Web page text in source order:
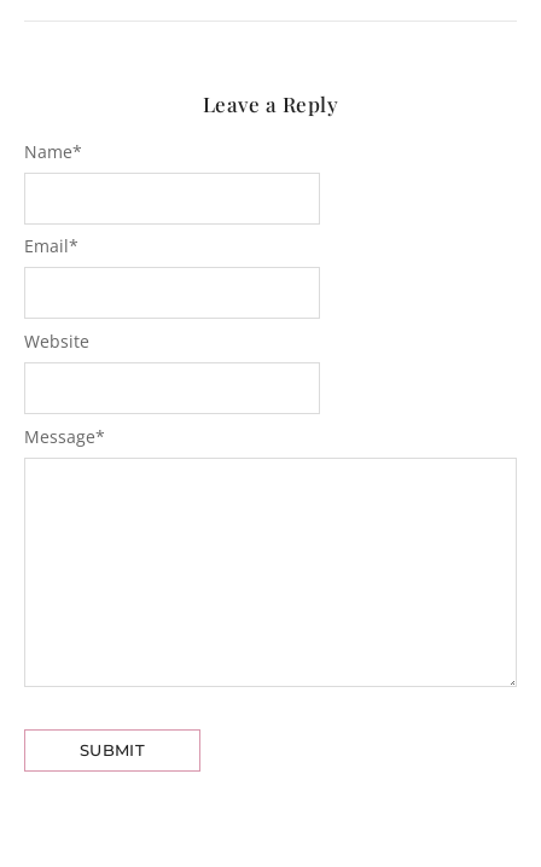
Leave a Reply
Message*
Name*
Email*
Website